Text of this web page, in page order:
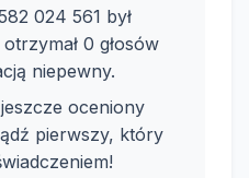
024 561 był
0 głosów
niepewny.
oceniony
pierwszy, który